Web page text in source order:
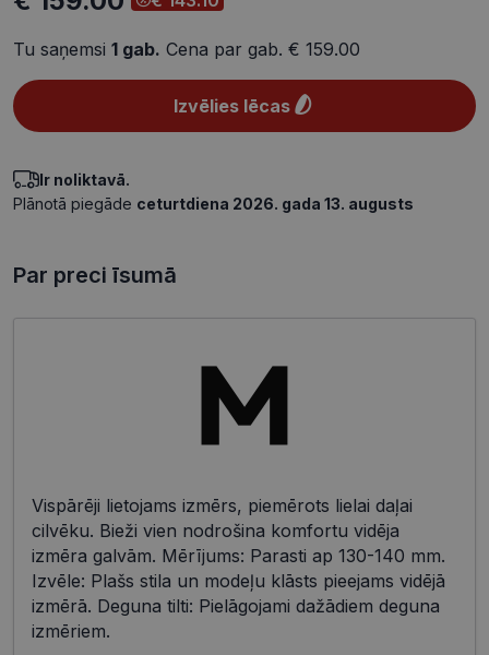
Tu saņemsi 1 gab. Cena par gab. € 159.00
Izvēlies lēcas
Ir noliktavā.
Plānotā piegāde ceturtdiena 2026. gada 13. augusts
Par preci īsumā
Vispārēji lietojams izmērs, piemērots lielai daļai
cilvēku. Bieži vien nodrošina komfortu vidēja
izmēra galvām. Mērījums: Parasti ap 130-140 mm.
Izvēle: Plašs stila un modeļu klāsts pieejams vidējā
izmērā. Deguna tilti: Pielāgojami dažādiem deguna
izmēriem.